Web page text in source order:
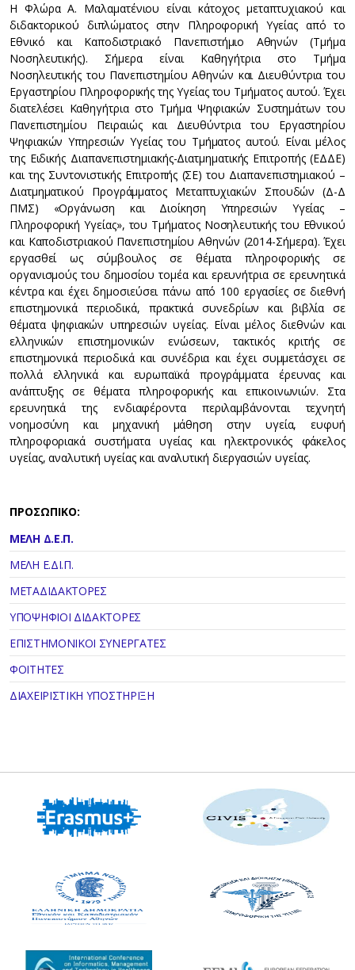
H Φλώρα Α. Μαλαματένιου είναι κάτοχος μεταπτυχιακού και
διδακτορικού διπλώματος στην Πληροφορική Υγείας από το
Εθνικό και Καποδιστριακό Πανεπιστήμιο Αθηνών (Τμήμα
Νοσηλευτικής). Σήμερα είναι Καθηγήτρια στο Τμήμα
Νοσηλευτικής του Πανεπιστημίου Αθηνών και Διευθύντρια του
Εργαστηρίου Πληροφορικής της Υγείας του Τμήματος αυτού. Έχει
διατελέσει Καθηγήτρια στο Τμήμα Ψηφιακών Συστημάτων του
Πανεπιστημίου Πειραιώς και Διευθύντρια του Εργαστηρίου
Ψηφιακών Υπηρεσιών Υγείας του Τμήματος αυτού. Είναι μέλος
της Ειδικής Διαπανεπιστημιακής-Διατμηματικής Επιτροπής (ΕΔΔΕ)
και της Συντονιστικής Επιτροπής (ΣΕ) του Διαπανεπιστημιακού –
Διατμηματικού Προγράμματος Μεταπτυχιακών Σπουδών (Δ-Δ
ΠΜΣ) «Οργάνωση και Διοίκηση Υπηρεσιών Υγείας –
Πληροφορική Υγείας», του Τμήματος Νοσηλευτικής του Εθνικού
και Καποδιστριακού Πανεπιστημίου Αθηνών (2014-Σήμερα). Έχει
εργασθεί ως σύμβουλος σε θέματα πληροφορικής σε
οργανισμούς του δημοσίου τομέα και ερευνήτρια σε ερευνητικά
κέντρα και έχει δημοσιεύσει πάνω από 100 εργασίες σε διεθνή
επιστημονικά περιοδικά, πρακτικά συνεδρίων και βιβλία σε
θέματα ψηφιακών υπηρεσιών υγείας. Είναι μέλος διεθνών και
ελληνικών επιστημονικών ενώσεων, τακτικός κριτής σε
επιστημονικά περιοδικά και συνέδρια και έχει συμμετάσχει σε
πολλά ελληνικά και ευρωπαϊκά προγράμματα έρευνας και
ανάπτυξης σε θέματα πληροφορικής και επικοινωνιών. Στα
ερευνητικά της ενδιαφέροντα περιλαμβάνονται τεχνητή
νοημοσύνη και μηχανική μάθηση στην υγεία, ευφυή
πληροφοριακά συστήματα υγείας και ηλεκτρονικός φάκελος
υγείας, αναλυτική υγείας και αναλυτική διεργασιών υγείας.
ΠΡΟΣΩΠΙΚΟ:
ΜΕΛΗ Δ.Ε.Π.
ΜΕΛΗ Ε.ΔΙ.Π.
ΜΕΤΑΔΙΔΑΚΤΟΡΕΣ
ΥΠΟΨΗΦΙΟΙ ΔΙΔΑΚΤΟΡΕΣ
ΕΠΙΣΤΗΜΟΝΙΚΟΙ ΣΥΝΕΡΓΑΤΕΣ
ΦΟΙΤΗΤΕΣ
ΔΙΑΧΕΙΡΙΣΤΙΚΗ ΥΠΟΣΤΗΡΙΞΗ